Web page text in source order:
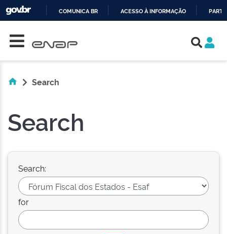
COMUNICA BR ACESSO À INFORMAÇÃO
Search
Search
Search:
for